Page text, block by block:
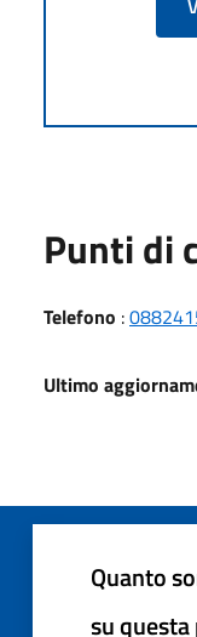
Punti di
Telefono :
Ultimo
Quanto
su